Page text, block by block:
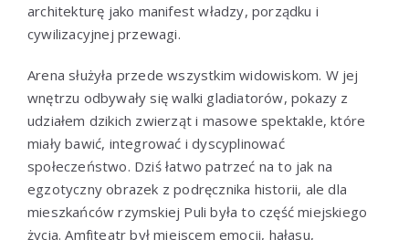
architekturę jako manifest władzy, porządku i
cywilizacyjnej przewagi.
Arena służyła przede wszystkim widowiskom. W jej
wnętrzu odbywały się walki gladiatorów, pokazy z
udziałem dzikich zwierząt i masowe spektakle, które
miały bawić, integrować i dyscyplinować
społeczeństwo. Dziś łatwo patrzeć na to jak na
egzotyczny obrazek z podręcznika historii, ale dla
mieszkańców rzymskiej Puli była to część miejskiego
życia. Amfiteatr był miejscem emocji, hałasu,